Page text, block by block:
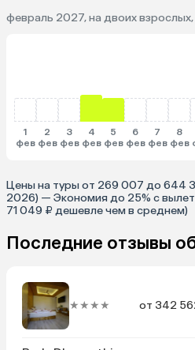
февраль 2027, на двоих взрослых,
1
фев
2
фев
3
фев
4
фев
5
фев
6
фев
7
фев
8
фев
Цены на туры от 269 007 до 644
2026) — Экономия до 25% с
71 049 ₽ дешевле чем в среднем)
Последние отзывы
★★★★ от 342